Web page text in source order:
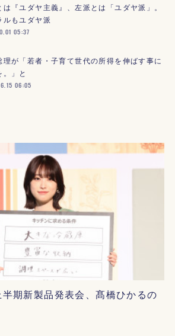
は『ユダヤ主義』、左派とは「ユダヤ派」。
ルもユダヤ派
05:37
理が「若者・子育て世代の所得を伸ばす事に
」と
06:05
期新製品発表会、髙橋ひかるの